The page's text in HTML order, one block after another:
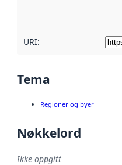
URI:
Tema
Regioner og byer
Nøkkelord
Ikke oppgitt